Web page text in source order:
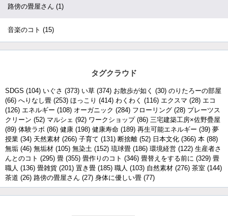
路傍の畳屋さん (1)
音楽のコト (15)
タグクラウド
SDGS (104) いぐさ (373) い草 (374) お散歩が如く (30) のりたろーの部屋
(66) へりなし畳 (253) ほっこり (414) わくわく (116) エクスマ (28) エコ
(126) エネルギー (108) オーガニック (284) フローリング (28) プレーツス
クリーン (52) マルシェ (92) ワークショップ(86) 三宅建築工房×佐野疊屋
(89) 体験ラボ (86) 健康 (198) 健康寿命 (189) 再生可能エネルギー (39) 夢
授業 (34) 天然素材 (266) 子育て (131) 断捨離 (52) 日本文化 (366) 本 (88)
無垢 (46) 無垢材 (105) 無染土 (152) 琉球畳 (186) 環境経営 (122) 生産者さ
んとのコト (295) 畳 (355) 畳作りのコト (346) 畳替えをする前に (329) 畳
職人 (136) 畳雑貨 (201) 置き畳 (185) 職人 (103) 自然素材 (276) 茶室 (144)
茶道 (26) 路傍の畳屋さん (27) 身体に優しい畳 (77)